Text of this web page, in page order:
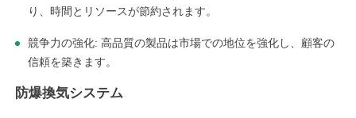
り、時間とリソースが節約されます。
競争力の強化: 高品質の製品は市場での地位を強化し、顧客の
信頼を築きます。
防爆換気システム